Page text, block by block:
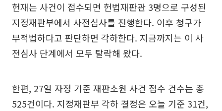
헌재는 사건이 접수되면 헌법재판관 3명으로 구성된
지정재판부에서 사전심사를 진행한다. 이후 청구가
부적법하다고 판단하면 각하한다. 지금까지는 이 사
전심사 단계에서 모두 탈락해 왔다.
한편, 27일 자정 기준 재판소원 사건 접수 건수는 총
525건이다. 지정재판부 각하 결정은 오늘 기준 31건,